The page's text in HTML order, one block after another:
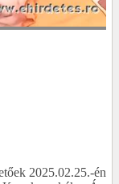
2025.02.25.-én